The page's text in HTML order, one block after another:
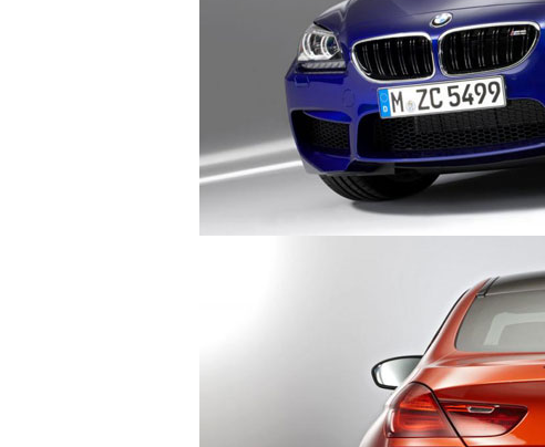
1.102 lượt xem - 19/10/2015
autodaily
1.146 lượt
KTM DUKE 250 VÀ RC250 YAMAHA YZF-
autodaily
1.182 lượt